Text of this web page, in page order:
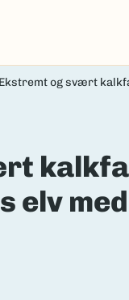
Ekstremt og svært
elv